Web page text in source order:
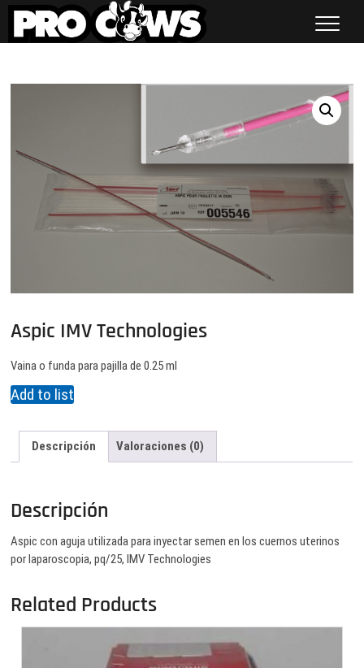
Saltar
contenido
Aspic IMV Technologies
Vaina o funda para pajilla de 0.25 ml
Add to list
Descripción Valoraciones (0)
Descripción
Aspic con aguja utilizada para inyectar semen en los cuernos uterinos
por laparoscopia, pq/25, IMV Technologies
Related Products